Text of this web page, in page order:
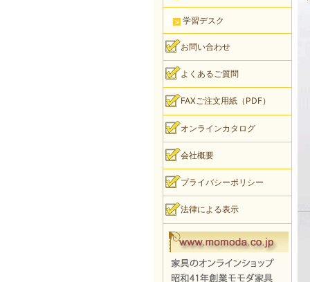
学習デスク
お問い合わせ
よくあるご質問
FAXご注文用紙（PDF）
オンラインカタログ
会社概要
プライバシーポリシー
法律による表示